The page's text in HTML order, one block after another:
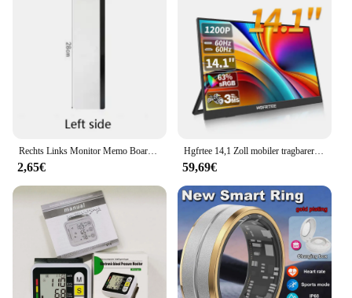
Rechts Links Monitor Memo Board Schreibtisch Zubehör Computer Display Nachricht Board Computer Sticky Note Clip Büro Liefert
2,65€
Hgfrtee 14,1 Zoll mobiler tragbarer Monitor ips zweiter Spiel bildschirm erweitertes Display für Laptop mit Halterung für Xbox/Himbeer-Pi
59,69€